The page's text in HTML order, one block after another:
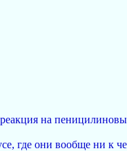
на
где они вообще ни к